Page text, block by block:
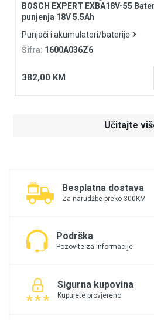
BOSCH EXPERT EXBA18V-55
punjenja 18V 5.5Ah
Punjači i akumulatori/baterije
Šifra: 1600A036Z6
382,00 KM
Učitajte
Besplatna dostava
Za narudžbe preko 300KM
Podrška
Pozovite za informacije
Sigurna kupovina
Kupujete provjereno